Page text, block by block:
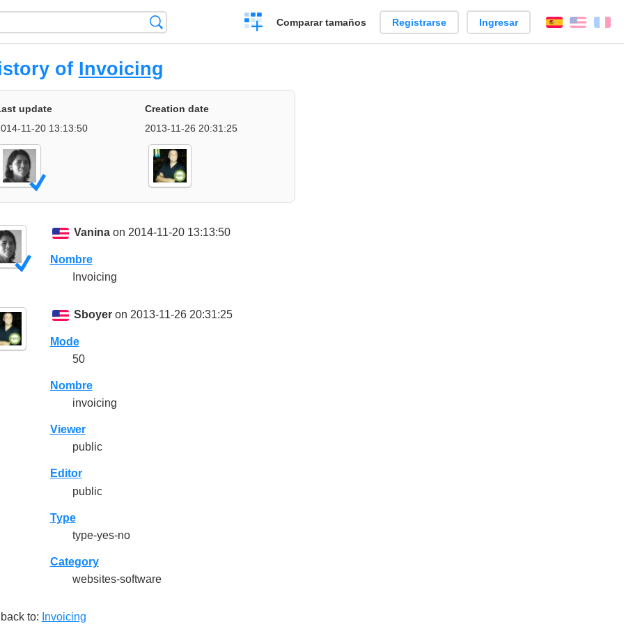
Crear
una
Comparar tamaños Registrarse Ingresar EspañolEnglish
of Invoicing
update
11-20 13:13:50
Creation date
2013-11-26 20:31:25
Vanina on 2014-11-20 13:13:50
Nombre
Invoicing
Sboyer on 2013-11-26 20:31:25
Mode
50
Nombre
invoicing
Viewer
public
Editor
public
Type
type-yes-no
Category
websites-software
to: Invoicing